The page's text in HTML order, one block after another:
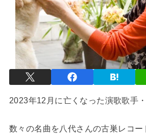
2023年12月に亡くなった演歌歌手
数々の名曲を八代さんの古巣レコー